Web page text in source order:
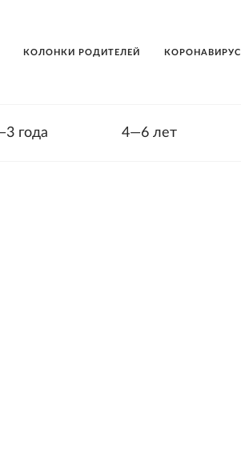
КОЛОНКИ РОДИТЕЛЕЙ КОРОНАВИРУС
года 4—6 лет